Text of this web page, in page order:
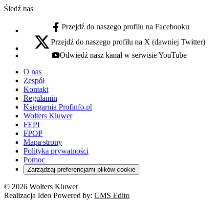
Śledź nas
facebook - otwiera się w nowej karcie
Przejdź do naszego profilu na Facebooku
x - otwiera się w nowej karcie
Przejdź do naszego profilu na X (dawniej Twitter)
youtube - otwiera się w nowej karcie
Odwiedź nasz kanał w serwisie YouTube
O nas
Zespół
Kontakt
Regulamin
Księgarnia Profinfo.pl
Wolters Kluwer
FEPI
FPOP
Mapa strony
Polityka prywatności
Pomoc
Zarządzaj preferencjami plików cookie
© 2026 Wolters Kluwer
Realizacja Ideo Powered by: CMS Edito